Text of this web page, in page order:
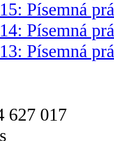
Písemná
Písemná
Písemná
627 017